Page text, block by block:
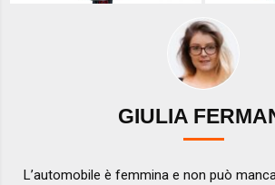
GIULIA
L’automobile è femmina e non può